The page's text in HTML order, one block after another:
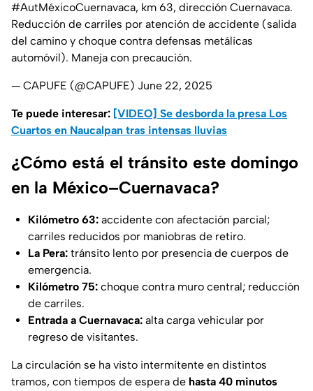
#AutMéxicoCuernavaca, km 63, dirección Cuernavaca.
Reducción de carriles por atención de accidente (salida
del camino y choque contra defensas metálicas
automóvil). Maneja con precaución.
— CAPUFE (@CAPUFE) June 22, 2025
Te puede interesar: [VIDEO] Se desborda la presa Los
Cuartos en Naucalpan tras intensas lluvias
¿Cómo está el tránsito este domingo
en la México–Cuernavaca?
Kilómetro 63: accidente con afectación parcial;
carriles reducidos por maniobras de retiro.
La Pera: tránsito lento por presencia de cuerpos de
emergencia.
Kilómetro 75: choque contra muro central; reducción
de carriles.
Entrada a Cuernavaca: alta carga vehicular por
regreso de visitantes.
La circulación se ha visto intermitente en distintos
tramos, con tiempos de espera de hasta 40 minutos